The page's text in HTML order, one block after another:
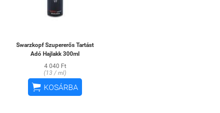
Swarzkopf Szupererős Tartást
Adó Hajlakk 300ml
4 040 Ft
(13 / ml)
 KOSÁRBA